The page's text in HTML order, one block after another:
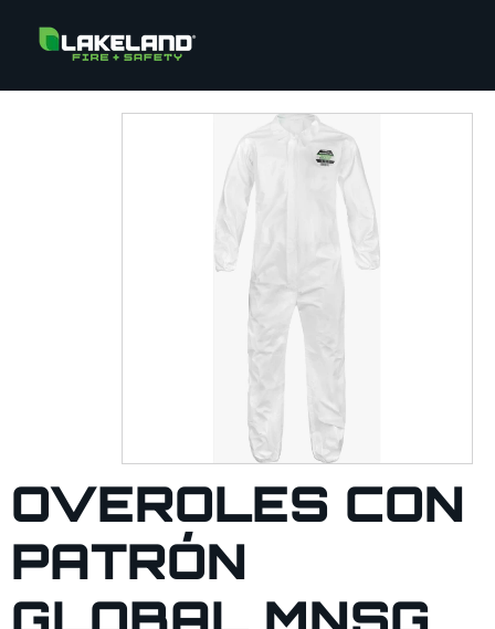
OVEROLES CON
PATRÓN